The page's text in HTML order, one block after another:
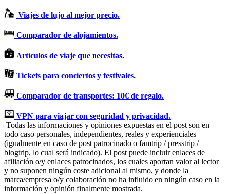
Viajes de lujo al mejor precio.
Comparador de alojamientos.
Artículos de viaje que necesitas.
Tickets para conciertos y festivales.
Comparador de transportes: 10€ de regalo.
VPN para viajar con seguridad y privacidad.
Todas las informaciones y opiniones expuestas en el post son en
todo caso personales, independientes, reales y experienciales
(igualmente en caso de post patrocinado o famtrip / presstrip /
blogtrip, lo cual será indicado). El post puede incluir enlaces de
afiliación o/y enlaces patrocinados, los cuales aportan valor al lector
y no suponen ningún coste adicional al mismo, y donde la
marca/empresa o/y colaboración no ha influido en ningún caso en la
información y opinión finalmente mostrada.